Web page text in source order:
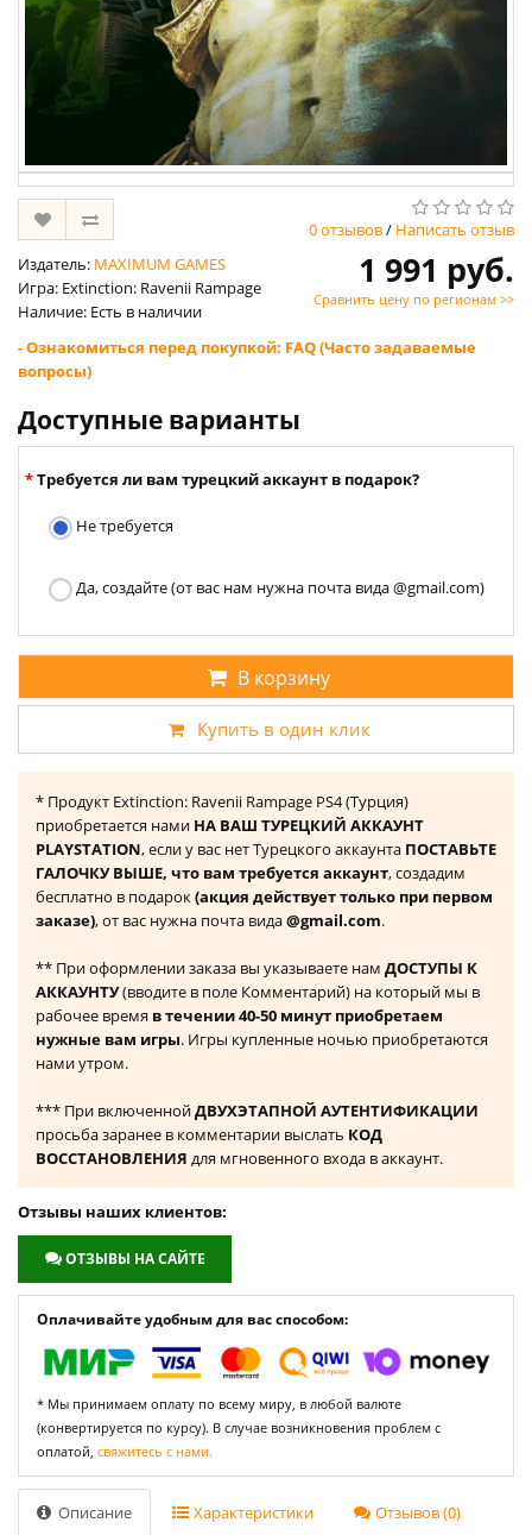
0 отзывов/ Написать отзыв
Издатель: MAXIMUM GAMES
Игра: Extinction: Ravenii Rampage
Наличие: Есть в наличии
1 991 руб.
Сравнить цену по регионам >>
- Ознакомиться перед покупкой: FAQ (Часто задаваемые
вопросы)
Доступные варианты
Требуется ли вам турецкий аккаунт в подарок?
Не требуется
Да, создайте (от вас нам нужна почта вида @gmail.com)
В корзину
Купить в один клик
* Продукт Extinction: Ravenii Rampage PS4 (Турция)
приобретается нами НА ВАШ ТУРЕЦКИЙ АККАУНТ
PLAYSTATION, если у вас нет Турецкого аккаунта ПОСТАВЬТЕ
ГАЛОЧКУ ВЫШЕ, что вам требуется аккаунт, создадим
бесплатно в подарок(акция действует только при первом
заказе), от вас нужна почта вида@gmail.com.
** При оформлении заказа вы указываете нам ДОСТУПЫ К
АККАУНТУ(вводите в поле Комментарий) на который мы в
рабочее время в течении 40-50 минут приобретаем
нужные вам игры. Игры купленные ночью приобретаются
нами утром.
*** При включеннойДВУХЭТАПНОЙ АУТЕНТИФИКАЦИИ
просьба заранее в комментарии выслать КОД
ВОССТАНОВЛЕНИЯ для мгновенного входа в аккаунт.
Отзывы наших клиентов:
ОТЗЫВЫ НА САЙТЕ
Оплачивайте удобным для вас способом:
* Мы принимаем оплату по всему миру, в любой валюте
(конвертируется по курсу). В случае возникновения проблем с
оплатой, свяжитесь с нами.
Описание Характеристики Отзывов (0)